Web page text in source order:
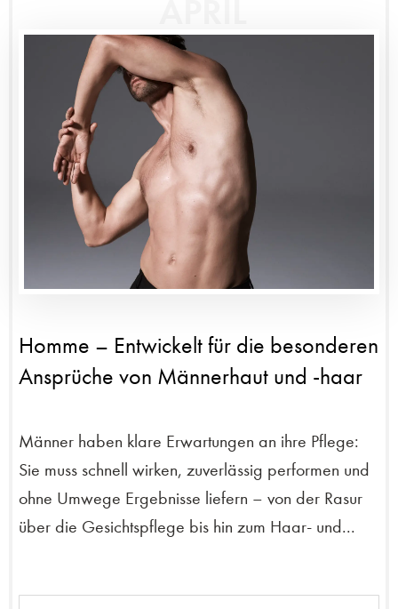
Homme – Entwickelt für die besonderen
Ansprüche von Männerhaut und -haar
Männer haben klare Erwartungen an ihre Pflege:
Sie muss schnell wirken, zuverlässig performen und
ohne Umwege Ergebnisse liefern – von der Rasur
über die Gesichtspflege bis hin zum Haar- und...